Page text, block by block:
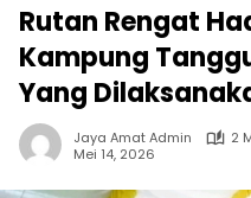
Rutan Rengat
Kampung
Yang
Jaya Amat Admin
2
Mei 14, 2026